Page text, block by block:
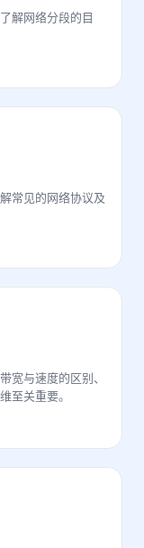
解网络分段的目
常见的网络协议及
宽与速度的区别、
至关重要。